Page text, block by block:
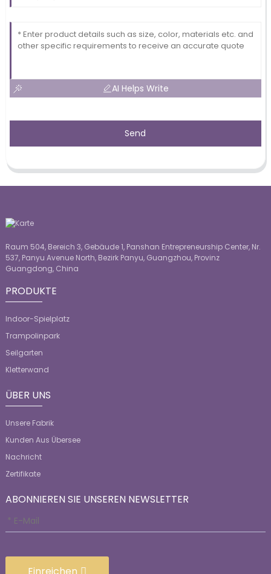
AI Helps Write
Send
Raum 504, Bereich 3, Gebäude 1, Panshan Entrepreneurship Center, Nr.
537, Panyu Avenue North, Bezirk Panyu, Guangzhou, Provinz
Guangdong, China
PRODUKTE
Indoor-Spielplatz
Trampolinpark
Seilgarten
Kletterwand
ÜBER UNS
Unsere Fabrik
Kunden Aus Übersee
Nachricht
Zertifikate
ABONNIEREN SIE UNSEREN NEWSLETTER
Einreichen